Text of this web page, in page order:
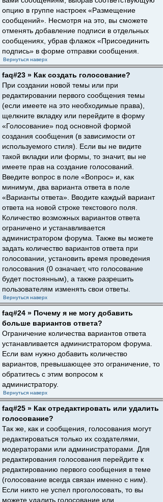
опцию в группе настроек «Размещение
сообщений». Несмотря на это, вы сможете
отменять добавление подписи в отдельных
сообщениях, убрав флажок «Присоединить
подпись» в форме отправки сообщения.
Вернуться наверх
faq#23 » Как создать голосование?
При создании новой темы или при
редактировании первого сообщения темы
(если имеете на это необходимые права),
щелкните вкладку или перейдите в форму
«Голосование» под основной формой
создания сообщения (в зависимости от
используемого стиля). Если вы не видите
такой вкладки или формы, то значит, вы не
имеете прав на создание голосований.
Введите вопрос в поле «Вопрос» и, как
минимум, два варианта ответа в поле
«Варианты ответа». Вводите каждый вариант
ответа на новой строке текстового поля.
Количество возможных вариантов ответа
ограничено и устанавливается
администратором форума. Также вы можете
задать количество вариантов ответа при
голосовании, установить время проведения
голосования (0 означает, что голосование
будет постоянным), а также разрешить
пользователям изменять свои ответы.
Вернуться наверх
faq#24 » Почему я не могу добавить
больше вариантов ответа?
Ограничение количества вариантов ответа
устанавливается администратором форума.
Если вам нужно добавить количество
вариантов, превышающее это ограничение, то
обратитесь с этим вопросом к
администратору.
Вернуться наверх
faq#25 » Как отредактировать или удалить
голосование?
Так же, как и сообщения, голосования могут
редактироваться только их создателями,
модераторами или администраторами. Для
редактирования голосования перейдите к
редактированию первого сообщения в теме
(голосование всегда связан именно с ним).
Если никто не успел проголосовать, то вы
можете удалить голосование или